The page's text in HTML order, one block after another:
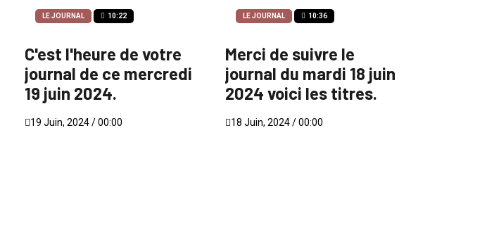
LE JOURNAL 10:22
C'est l'heure de votre
journal de ce mercredi
19 juin 2024.
19 Juin, 2024 / 00:00
LE JOURNAL 10:36
Merci de suivre le
journal du mardi 18 juin
2024 voici les titres.
18 Juin, 2024 / 00:00